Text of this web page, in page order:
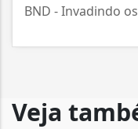
BND - Invadindo
Veja